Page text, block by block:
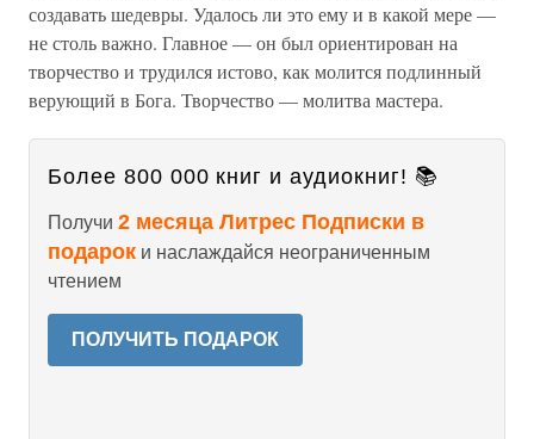
создавать шедевры. Удалось ли это ему и в какой мере —
не столь важно. Главное — он был ориентирован на
творчество и трудился истово, как молится подлинный
верующий в Бога. Творчество — молитва мастера.
Более 800 000 книг и аудиокниг! 📚
Получи 2 месяца Литрес Подписки в
подарок и наслаждайся неограниченным
чтением
ПОЛУЧИТЬ ПОДАРОК